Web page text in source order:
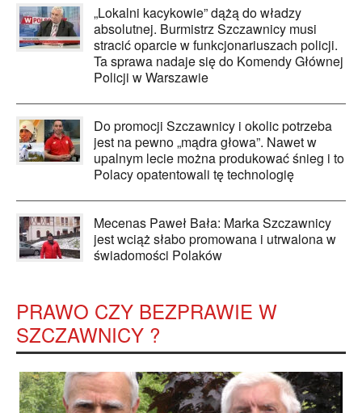
„Lokalni kacykowie” dążą do władzy
absolutnej. Burmistrz Szczawnicy musi
stracić oparcie w funkcjonariuszach policji.
Ta sprawa nadaje się do Komendy Głównej
Policji w Warszawie
Do promocji Szczawnicy i okolic potrzeba
jest na pewno „mądra głowa”. Nawet w
upalnym lecie można produkować śnieg i to
Polacy opatentowali tę technologię
Mecenas Paweł Bała: Marka Szczawnicy
jest wciąż słabo promowana i utrwalona w
świadomości Polaków
PRAWO CZY BEZPRAWIE W
SZCZAWNICY ?